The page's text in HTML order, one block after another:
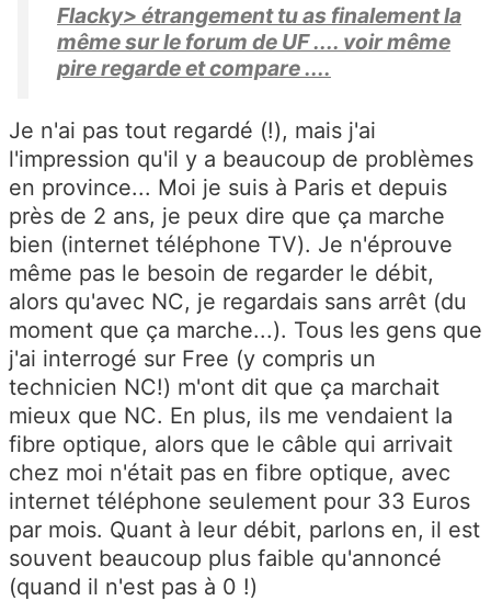
Flacky> étrangement tu as finalement la
même sur le forum de UF .... voir même
pire regarde et compare ....
Je n'ai pas tout regardé (!), mais j'ai
l'impression qu'il y a beaucoup de problèmes
en province... Moi je suis à Paris et depuis
près de 2 ans, je peux dire que ça marche
bien (internet téléphone TV). Je n'éprouve
même pas le besoin de regarder le débit,
alors qu'avec NC, je regardais sans arrêt (du
moment que ça marche...). Tous les gens que
j'ai interrogé sur Free (y compris un
technicien NC!) m'ont dit que ça marchait
mieux que NC. En plus, ils me vendaient la
fibre optique, alors que le câble qui arrivait
chez moi n'était pas en fibre optique, avec
internet téléphone seulement pour 33 Euros
par mois. Quant à leur débit, parlons en, il est
souvent beaucoup plus faible qu'annoncé
(quand il n'est pas à 0 !)